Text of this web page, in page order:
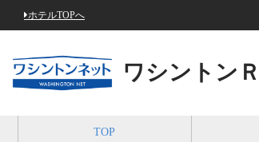
ホテルTOPへ
ワシントン
TOP